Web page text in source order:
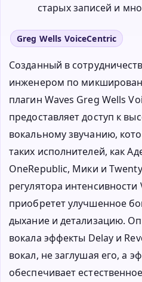
старых записей и
Greg Wells VoiceCentric
Созданный в
инженером по
плагин Waves Greg Wells
предоставляет доступ к
вокальному звучанию,
таких исполнителей, как
OneRepublic, Мики и
регулятора
приобретет улучшенное
дыхание и детализацию.
вокала эффекты Delay и
вокал, не заглушая его, а
обеспечивает